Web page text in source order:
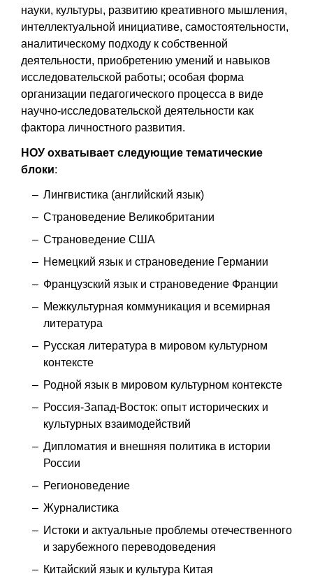
науки, культуры, развитию креативного мышления,
интеллектуальной инициативе, самостоятельности,
аналитическому подходу к собственной
деятельности, приобретению умений и навыков
исследовательской работы; особая форма
организации педагогического процесса в виде
научно-исследовательской деятельности как
фактора личностного развития.
НОУ охватывает следующие тематические
блоки:
Лингвистика (английский язык)
Страноведение Великобритании
Страноведение США
Немецкий язык и страноведение Германии
Французский язык и страноведение Франции
Межкультурная коммуникация и всемирная
литература
Русская литература в мировом культурном
контексте
Родной язык в мировом культурном контексте
Россия-Запад-Восток: опыт исторических и
культурных взаимодействий
Дипломатия и внешняя политика в истории
России
Регионоведение
Журналистика
Истоки и актуальные проблемы отечественного
и зарубежного переводоведения
Китайский язык и культура Китая